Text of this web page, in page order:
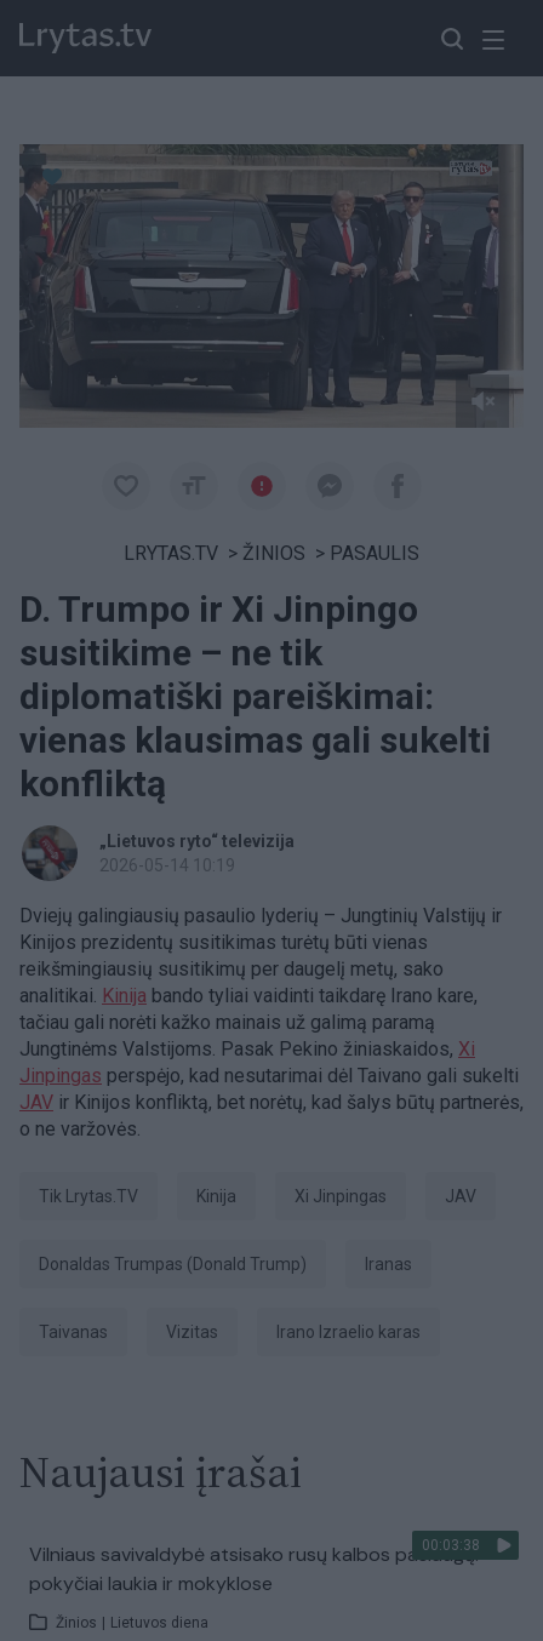
LRYTAS.TV > ŽINIOS > PASAULIS
D. Trumpo ir Xi Jinpingo
susitikime – ne tik
diplomatiški pareiškimai:
vienas klausimas gali sukelti
konfliktą
„Lietuvos ryto“ televizija
2026-05-14 10:19
Dviejų galingiausių pasaulio lyderių – Jungtinių Valstijų ir
Kinijos prezidentų susitikimas turėtų būti vienas
reikšmingiausių susitikimų per daugelį metų, sako
analitikai. Kinija bando tyliai vaidinti taikdarę Irano kare,
tačiau gali norėti kažko mainais už galimą paramą
Jungtinėms Valstijoms. Pasak Pekino žiniaskaidos, Xi
Jinpingas perspėjo, kad nesutarimai dėl Taivano gali sukelti
JAV ir Kinijos konfliktą, bet norėtų, kad šalys būtų partnerės,
o ne varžovės.
tik Lrytas.TV Kinija Xi Jinpingas JAV
Donaldas Trumpas (Donald Trump) Iranas
Taivanas vizitas Irano Izraelio karas
Naujausi įrašai
00:03:38
Vilniaus savivaldybė atsisako rusų kalbos paslaugų:
pokyčiai laukia ir mokyklose
Žinios Lietuvos diena